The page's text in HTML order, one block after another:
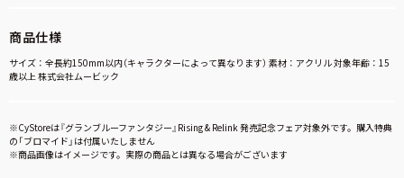
商品仕様
サイズ：全長約150mm以内（キャラクターによって異なります） 素材：アクリル 対象年齢：15
歳以上 株式会社ムービック
※CyStoreは『グランブルーファンタジー』Rising & Relink 発売記念フェア対象外です。購入特典
の「ブロマイド」は付属いたしません
※商品画像はイメージです。実際の商品とは異なる場合がございます